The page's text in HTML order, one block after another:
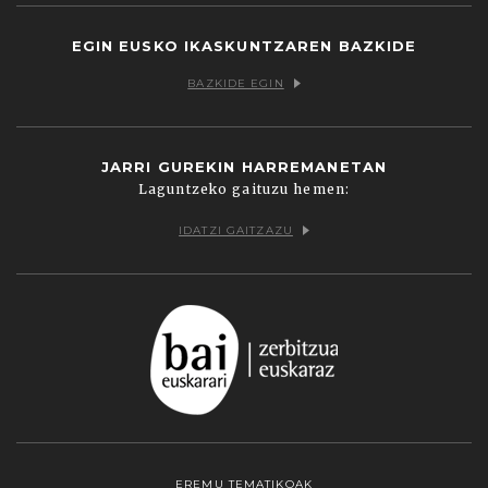
EGIN EUSKO IKASKUNTZAREN BAZKIDE
BAZKIDE EGIN
JARRI GUREKIN HARREMANETAN
Laguntzeko gaituzu hemen:
IDATZI GAITZAZU
EREMU TEMATIKOAK